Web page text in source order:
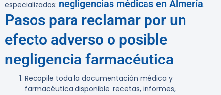
especializados: negligencias médicas en Almería.
Pasos para reclamar por un
efecto adverso o posible
negligencia farmacéutica
Recopile toda la documentación médica y
farmacéutica disponible: recetas, informes,